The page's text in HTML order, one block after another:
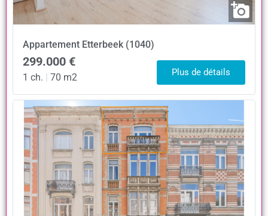
Appartement Etterbeek (1040)
299.000 €
1 ch. | 70 m2 Plus de détails